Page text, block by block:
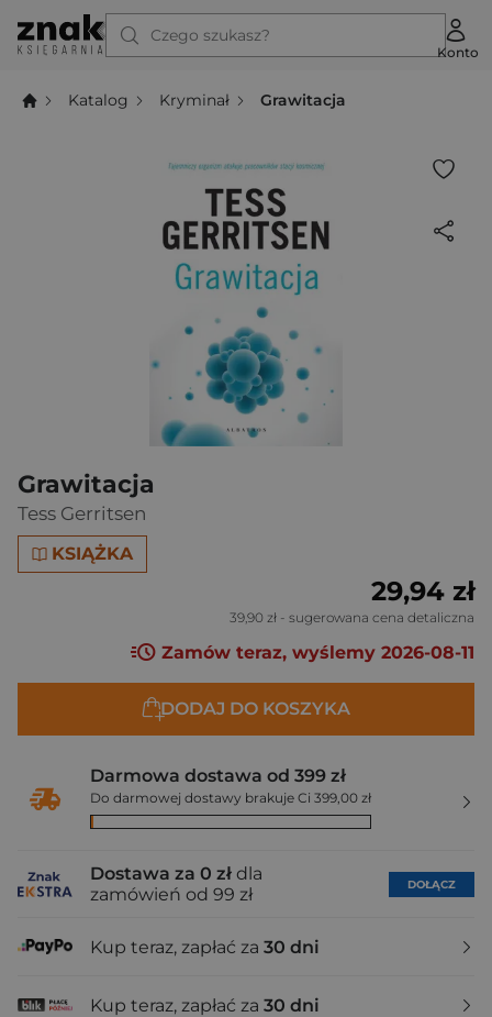
Czego szukasz?
Konto
Katalog Kryminał Grawitacja
Grawitacja
Tess Gerritsen
KSIĄŻKA
29,94 zł
39,90 zł - sugerowana cena detaliczna
Zamów teraz, wyślemy 2026-08-11
DODAJ DO KOSZYKA
Darmowa dostawa od 399 zł
Do darmowej dostawy brakuje Ci 399,00 zł
Dostawa za 0 zł dla
zamówień od 99 zł
DOŁĄCZ
Kup teraz, zapłać za 30 dni
Kup teraz, zapłać za 30 dni